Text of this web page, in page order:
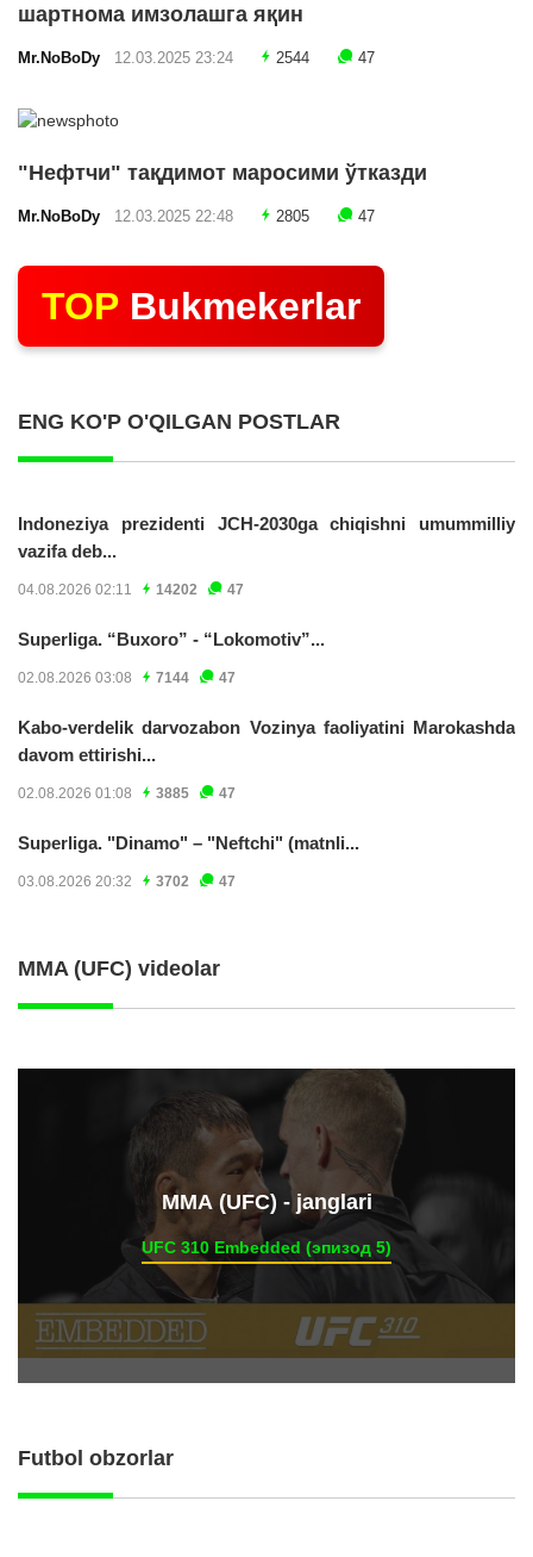
шартнома имзолашга яқин
Mr.NoBoDy 12.03.2025 23:24 2544 47
"Нефтчи" тақдимот маросими ўтказди
Mr.NoBoDy 12.03.2025 22:48 2805 47
TOP Bukmekerlar
ENG KO'P O'QILGAN POSTLAR
Indoneziya prezidenti JCH-2030ga chiqishni umummilliy
vazifa deb...
04.08.2026 02:11 14202 47
Superliga. “Buxoro” - “Lokomotiv”...
02.08.2026 03:08 7144 47
Kabo-verdelik darvozabon Vozinya faoliyatini Marokashda
davom ettirishi...
02.08.2026 01:08 3885 47
Superliga. "Dinamo" – "Neftchi" (matnli...
03.08.2026 20:32 3702 47
MMA (UFC) videolar
ММА (UFC) - janglari
UFC 310 Embedded (эпизод 5)
Futbol obzorlar